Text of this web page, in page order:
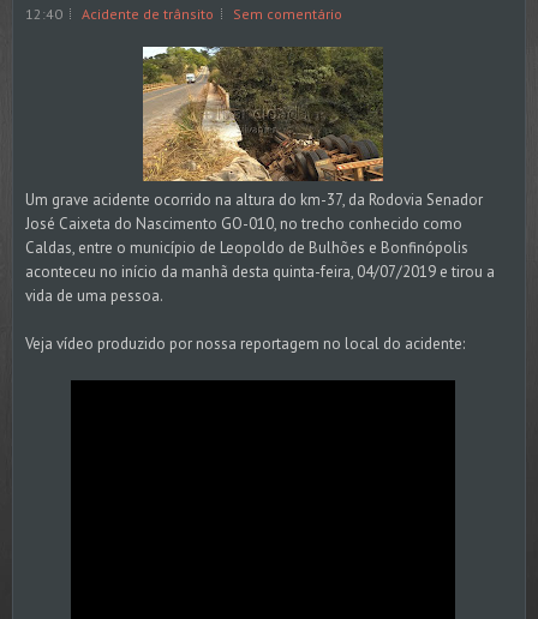
12:40 Acidente de trânsito Sem comentário
Um grave acidente ocorrido na altura do km-37, da Rodovia Senador
José Caixeta do Nascimento GO-010, no trecho conhecido como
Caldas, entre o município de Leopoldo de Bulhões e Bonfinópolis
aconteceu no início da manhã desta quinta-feira, 04/07/2019 e tirou a
vida de uma pessoa.
Veja vídeo produzido por nossa reportagem no local do acidente: